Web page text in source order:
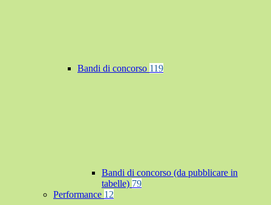
Bandi di concorso 119
Bandi di concorso (da pubblicare in
tabelle) 79
Performance 12